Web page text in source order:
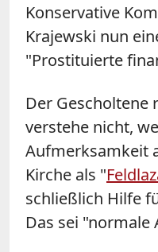
Konservative
Krajewski nun
"Prostituierte
Der Gescholtene
verstehe nicht,
Aufmerksamkeit
Kirche als "
schließlich Hilfe
Das sei "normale